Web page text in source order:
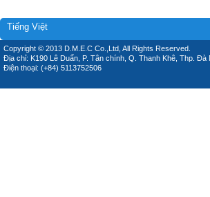
Tiếng Việt
Copyright © 2013 D.M.E.C Co.,Ltd, All Rights Reserved.
Địa chỉ: K190 Lê Duẩn, P. Tân chính, Q. Thanh Khê, Thp. Đà
Điện thoại: (+84) 5113752506